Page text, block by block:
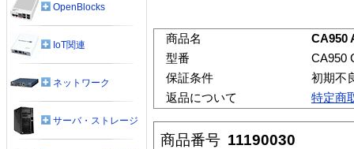
商品名
CA950
型番
CA950
保証条件
初期不
返品について
特定商
商品番号 11190030
OpenBlocks
IoT関連
ネットワーク
サーバ・ストレージ